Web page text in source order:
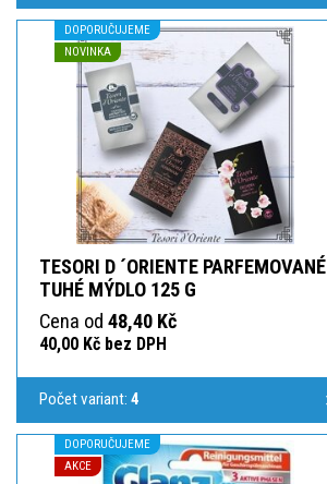
DOPORUČUJEME
NOVINKA
TESORI D ´ORIENTE PARFEMOVANÉ
TUHÉ MÝDLO 125 G
Cena od 48,40 Kč
40,00 Kč bez DPH
Počet variant: 4
DOPORUČUJEME
AKCE